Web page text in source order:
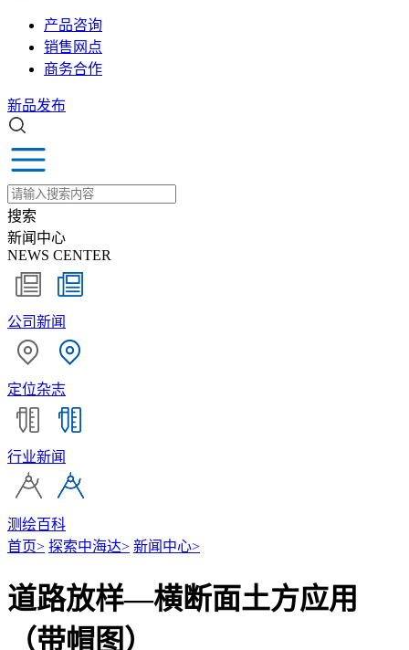
产品咨询
销售网点
商务合作
新品发布
搜索
新闻中心
NEWS CENTER
公司新闻
定位杂志
行业新闻
测绘百科
首页> 探索中海达> 新闻中心>
道路放样—横断面土方应用
（带帽图）